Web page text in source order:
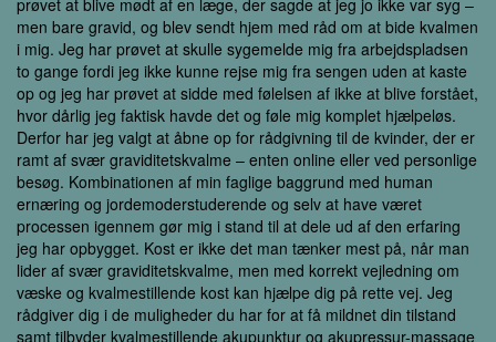
prøvet at blive mødt af en læge, der sagde at jeg jo ikke var syg –
men bare gravid, og blev sendt hjem med råd om at bide kvalmen
i mig. Jeg har prøvet at skulle sygemelde mig fra arbejdspladsen
to gange fordi jeg ikke kunne rejse mig fra sengen uden at kaste
op og jeg har prøvet at sidde med følelsen af ikke at blive forstået,
hvor dårlig jeg faktisk havde det og føle mig komplet hjælpeløs.
Derfor har jeg valgt at åbne op for rådgivning til de kvinder, der er
ramt af svær graviditetskvalme – enten online eller ved personlige
besøg. Kombinationen af min faglige baggrund med human
ernæring og jordemoderstuderende og selv at have været
processen igennem gør mig i stand til at dele ud af den erfaring
jeg har opbygget. Kost er ikke det man tænker mest på, når man
lider af svær graviditetskvalme, men med korrekt vejledning om
væske og kvalmestillende kost kan hjælpe dig på rette vej. Jeg
rådgiver dig i de muligheder du har for at få mildnet din tilstand
samt tilbyder kvalmestillende akupunktur og akupressur-massage